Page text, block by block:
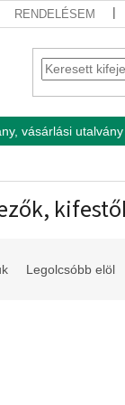
RENDELÉSEM
vásárlási utalvány
Legolcsóbb elöl